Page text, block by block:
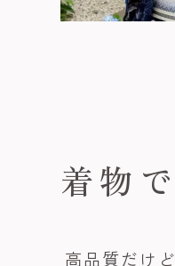
着物で
高品質だけ